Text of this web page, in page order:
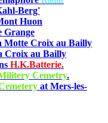
Berg'
Huon
Grange
Motte Croix au Bailly
Croix au Bailly
H.K.Batterie.
Cemetry.
at Mers-les-